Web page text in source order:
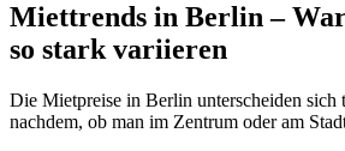
Miettrends in Berlin –
so stark variieren
Die Mietpreise in Berlin unterscheiden sich
nachdem, ob man im Zentrum oder am